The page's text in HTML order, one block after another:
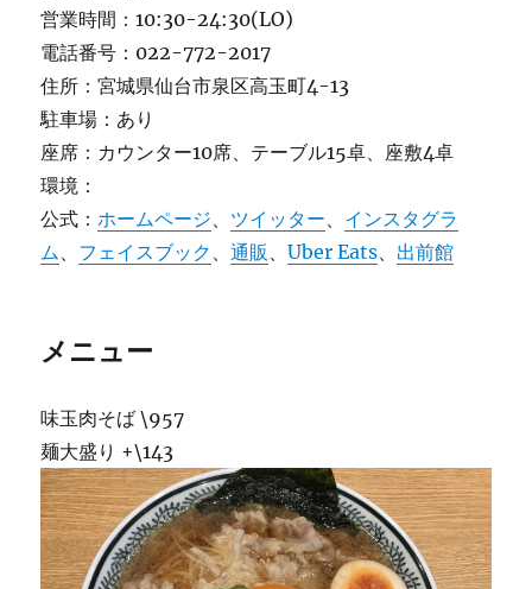
営業時間：10:30-24:30(LO)
電話番号：022-772-2017
住所：宮城県仙台市泉区高玉町4-13
駐車場：あり
座席：カウンター10席、テーブル15卓、座敷4卓
環境：
公式：ホームページ、 ツイッター、 インスタグラ
ム、 フェイスブック 、通販 、Uber Eats、 出前館
メニュー
味玉肉そば \957
麺大盛り +\143